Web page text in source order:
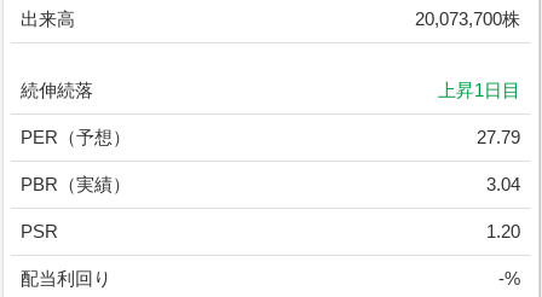
出来高 20,073,700株
続伸続落 上昇1日目
PER（予想） 27.79
PBR（実績） 3.04
PSR 1.20
配当利回り -%